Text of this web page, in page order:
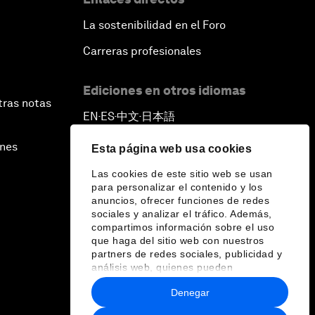
Esta página web usa cookies
Las cookies de este sitio web se usan
para personalizar el contenido y los
anuncios, ofrecer funciones de redes
sociales y analizar el tráfico. Además,
compartimos información sobre el uso
que haga del sitio web con nuestros
partners de redes sociales, publicidad y
análisis web, quienes pueden
combinarla con otra información que les
haya proporcionado o que hayan
recopilado a partir del uso que haya
Denegar
notas
La sostenibilidad en el Foro
Carreras profesionales
Ediciones en otros idiomas
EN ▪ ES▪中文▪ 日本語